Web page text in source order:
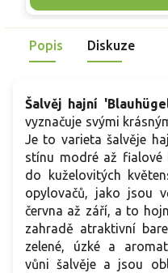
cm a široké 30–45 cm s
modré květní klasy, je
kompozici ladí s travami,
Popis Diskuze
Šalvěj hajní
vyznačuje svými
Je to varieta šalvěje
stínu modré až fialové
do kuželovitých
opylovačů, jako jsou
června až září, a to
zahradě atraktivní
zelené, úzké a
vůni šalvěje a jsou